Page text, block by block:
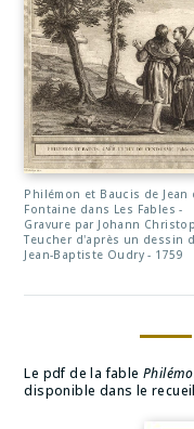
Philémon et Baucis de Jean
Fontaine dans Les Fables -
Gravure par Johann
Teucher d'après un dessin
Jean-Baptiste Oudry - 1759
Le pdf de la fable
disponible dans le